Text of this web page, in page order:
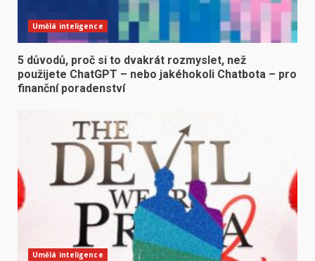
Umělá inteligence
5 důvodů, proč si to dvakrát rozmyslet, než
použijete ChatGPT – nebo jakéhokoli Chatbota – pro
finanční poradenství
Umělá inteligence